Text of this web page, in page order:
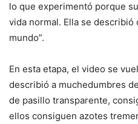
lo que experimentó porque
vida normal. Ella se describió
mundo”.
En esta etapa, el video se
describió a muchedumbres
de pasillo transparente,
ellos consiguen azotes